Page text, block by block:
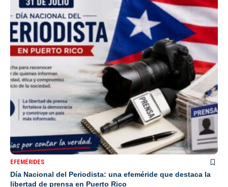
EFEMÉRIDES
Día Nacional del Periodista: una efeméride que destaca la
libertad de prensa en Puerto Rico